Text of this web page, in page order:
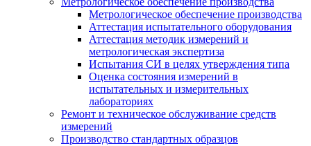
Метрологическое обеспечение производства
Аттестация испытательного оборудования
Аттестация методик измерений и
метрологическая экспертиза
Испытания СИ в целях утверждения типа
Оценка состояния измерений в
испытательных и измерительных
лабораториях
Ремонт и техническое обслуживание средств
измерений
Производство стандартных образцов